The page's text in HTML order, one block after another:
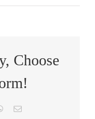
Choose
WhatsApp
Email